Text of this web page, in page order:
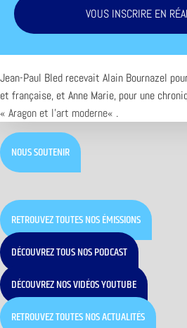
VOUS INSCRIRE EN
Jean-Paul Bled recevait Alain Bournazel
et française, et Anne Marie, pour une
« Aragon et l’art moderne« .
NOUS SOUTENIR
RETROUVEZ TOUTES NOS ÉMISSIONS
DÉCOUVREZ TOUS NOS PODCAST
DÉCOUVREZ NOS VIDÉOS YOUTUBE
RETROUVEZ TOUTES NOS ACTUALITÉS